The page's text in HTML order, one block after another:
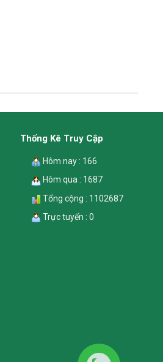
Thống Kê Truy Cập
Hôm nay : 166
Hôm qua : 1687
Tổng cộng : 1102687
Trực tuyến : 0